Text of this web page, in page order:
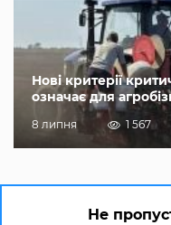
Нові критерії
означає для
8 липня 1 567
Не